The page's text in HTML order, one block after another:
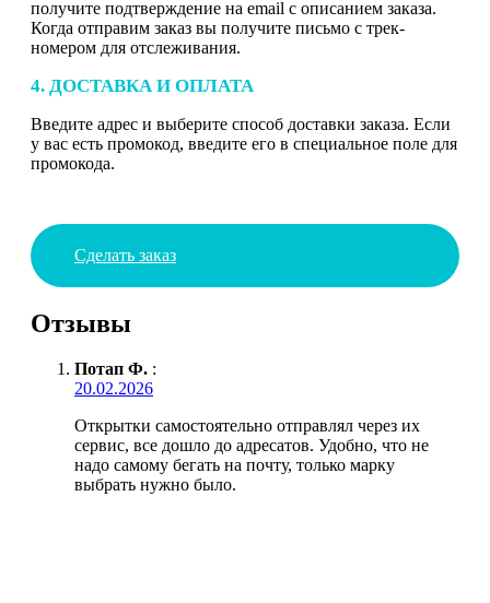
получите подтверждение на email с описанием заказа.
Когда отправим заказ вы получите письмо с трек-
номером для отслеживания.
4. ДОСТАВКА И ОПЛАТА
Введите адрес и выберите способ доставки заказа. Если
у вас есть промокод, введите его в специальное поле для
промокода.
Сделать заказ
Отзывы
Потап Ф. :
20.02.2026
Открытки самостоятельно отправлял через их
сервис, все дошло до адресатов. Удобно, что не
надо самому бегать на почту, только марку
выбрать нужно было.